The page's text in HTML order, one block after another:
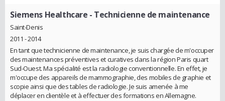
Siemens Healthcare - Technicienne de maintenance
Saint-Denis
2011 - 2014
En tant que technicienne de maintenance, je suis chargée de m'occuper
des maintenances préventives et curatives dans la région Paris quart
Sud-Ouest. Ma spécialité est la radiologie conventionnelle. En effet, je
m'occupe des appareils de mammographie, des mobiles de graphie et
scopie ainsi que des tables de radiologie. Je suis amenée à me
déplacer en clientèle et à effectuer des formations en Allemagne.